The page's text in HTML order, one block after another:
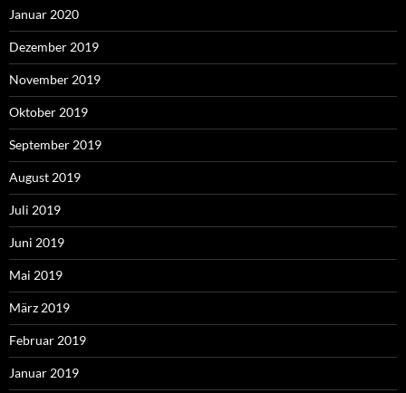
Januar 2020
Dezember 2019
November 2019
Oktober 2019
September 2019
August 2019
Juli 2019
Juni 2019
Mai 2019
März 2019
Februar 2019
Januar 2019